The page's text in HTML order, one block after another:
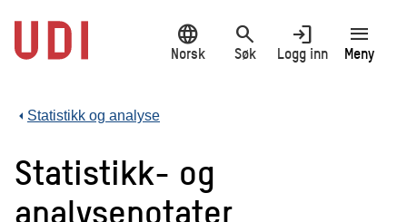
hovedinnhold
language
Norsk
search
Søk
login
Logg inn
menu
Meny
Statistikk og analyse
Statistikk- og
analysenotater